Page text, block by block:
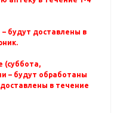
будут доставлены в
(суббота,
– будут обработаны
в течение